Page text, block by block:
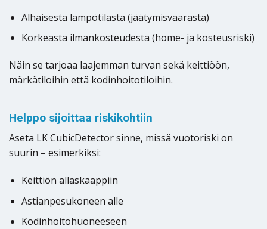
Alhaisesta lämpötilasta (jäätymisvaarasta)
Korkeasta ilmankosteudesta (home- ja kosteusriski)
Näin se tarjoaa laajemman turvan sekä keittiöön,
märkätiloihin että kodinhoitotiloihin.
Helppo sijoittaa riskikohtiin
Aseta LK CubicDetector sinne, missä vuotoriski on
suurin – esimerkiksi:
Keittiön allaskaappiin
Astianpesukoneen alle
Kodinhoitohuoneeseen